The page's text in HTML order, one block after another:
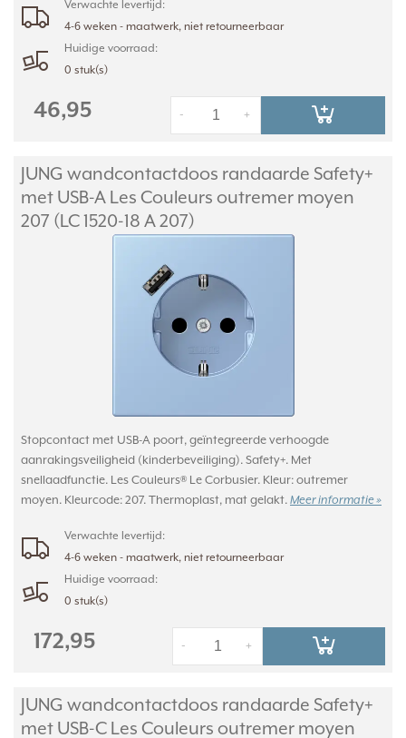
Verwachte levertijd:
4-6 weken - maatwerk, niet retourneerbaar
Huidige voorraad:
0 stuk(s)
46,95 +
-
JUNG wandcontactdoos randaarde Safety+
met USB-A Les Couleurs outremer moyen
207 (LC 1520-18 A 207)
Stopcontact met USB-A poort, geïntegreerde verhoogde
aanrakingsveiligheid (kinderbeveiliging). Safety+. Met
snellaadfunctie. Les Couleurs® Le Corbusier. Kleur: outremer
moyen. Kleurcode: 207. Thermoplast, mat gelakt. Meer informatie »
Verwachte levertijd:
4-6 weken - maatwerk, niet retourneerbaar
Huidige voorraad:
0 stuk(s)
172,95 +
-
JUNG wandcontactdoos randaarde Safety+
met USB-C Les Couleurs outremer moyen